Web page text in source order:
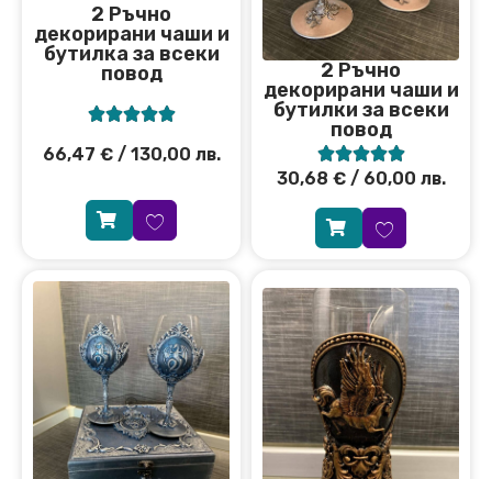
2 Ръчно
декорирани чаши и
бутилка за всеки
повод

66,47 €/ 130,00 лв.
2 Ръчно
декорирани чаши и
бутилки за всеки
повод

30,68 €/ 60,00 лв.